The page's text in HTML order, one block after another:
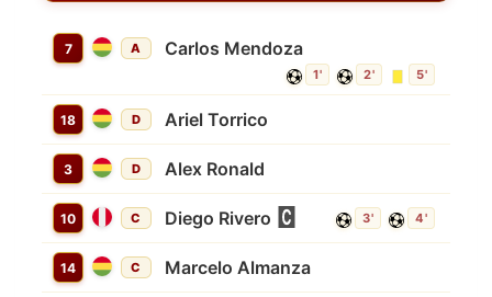
7 A Carlos Mendoza
1' 2' 5'
18 D Ariel Torrico
3 D Alex Ronald
10 C Diego Rivero 3' 4'
14 C Marcelo Almanza